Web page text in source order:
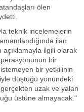
ölen
teknik incelemelerin
ilan
ilgili olarak
bir
bir yetkilinin
düştüğü yönündeki
uzak ve yalan
üstüne almayacak."